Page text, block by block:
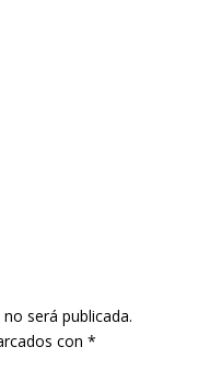
será publicada.
con *